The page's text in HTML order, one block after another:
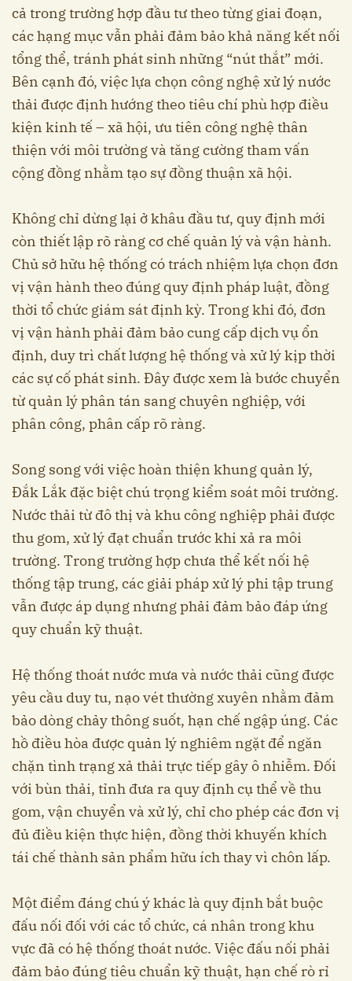
cả trong trường hợp đầu tư theo từng giai đoạn,
các hạng mục vẫn phải đảm bảo khả năng kết nối
tổng thể, tránh phát sinh những “nút thắt” mới.
Bên cạnh đó, việc lựa chọn công nghệ xử lý nước
thải được định hướng theo tiêu chí phù hợp điều
kiện kinh tế – xã hội, ưu tiên công nghệ thân
thiện với môi trường và tăng cường tham vấn
cộng đồng nhằm tạo sự đồng thuận xã hội.
Không chỉ dừng lại ở khâu đầu tư, quy định mới
còn thiết lập rõ ràng cơ chế quản lý và vận hành.
Chủ sở hữu hệ thống có trách nhiệm lựa chọn đơn
vị vận hành theo đúng quy định pháp luật, đồng
thời tổ chức giám sát định kỳ. Trong khi đó, đơn
vị vận hành phải đảm bảo cung cấp dịch vụ ổn
định, duy trì chất lượng hệ thống và xử lý kịp thời
các sự cố phát sinh. Đây được xem là bước chuyển
từ quản lý phân tán sang chuyên nghiệp, với
phân công, phân cấp rõ ràng.
Song song với việc hoàn thiện khung quản lý,
Đắk Lắk đặc biệt chú trọng kiểm soát môi trường.
Nước thải từ đô thị và khu công nghiệp phải được
thu gom, xử lý đạt chuẩn trước khi xả ra môi
trường. Trong trường hợp chưa thể kết nối hệ
thống tập trung, các giải pháp xử lý phi tập trung
vẫn được áp dụng nhưng phải đảm bảo đáp ứng
quy chuẩn kỹ thuật.
Hệ thống thoát nước mưa và nước thải cũng được
yêu cầu duy tu, nạo vét thường xuyên nhằm đảm
bảo dòng chảy thông suốt, hạn chế ngập úng. Các
hồ điều hòa được quản lý nghiêm ngặt để ngăn
chặn tình trạng xả thải trực tiếp gây ô nhiễm. Đối
với bùn thải, tỉnh đưa ra quy định cụ thể về thu
gom, vận chuyển và xử lý, chỉ cho phép các đơn vị
đủ điều kiện thực hiện, đồng thời khuyến khích
tái chế thành sản phẩm hữu ích thay vì chôn lấp.
Một điểm đáng chú ý khác là quy định bắt buộc
đấu nối đối với các tổ chức, cá nhân trong khu
vực đã có hệ thống thoát nước. Việc đấu nối phải
đảm bảo đúng tiêu chuẩn kỹ thuật, hạn chế rò rỉ